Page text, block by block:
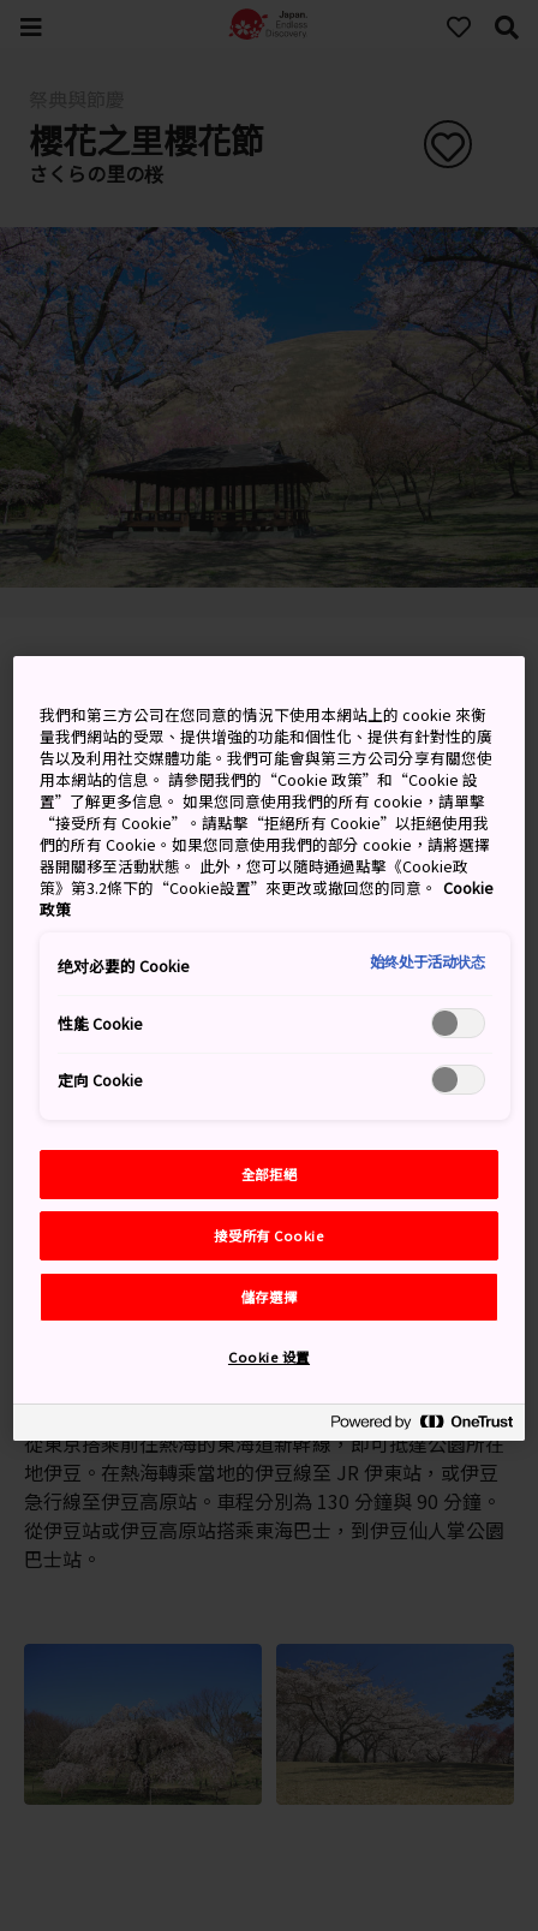
櫻花之里櫻花節
さくらの里の桜
1317-4 Futo, Ito-shi, Shizuoka-ken
在 Google 地圖上檢視
取得轉乘資訊
關鍵字 地圖
（Sakura-no-Sato Park）
櫻之鄉公園位在
的山腳，美麗的櫻花會從每年 9
月底至隔年 5 月初綻放，花期長達 8 個月，在春季以外的
季節來訪亦令人心曠神怡。
知識補給站
公園內有 40 個品種共 1,500 棵櫻花樹
漫長的花期將有許多不同品種的櫻花盛開供遊客觀賞
交通方式
從伊豆仙人掌公園巴士站步行約 10 分鐘，即可抵達櫻之
鄉公園。
從東京搭乘前往熱海的東海道新幹線，即可抵達公園所在
地伊豆。在熱海轉乘當地的伊豆線至 JR 伊東站，或伊豆
急行線至伊豆高原站。車程分別為 130 分鐘與 90 分鐘。
從伊豆站或伊豆高原站搭乘東海巴士，到伊豆仙人掌公園
巴士站。
我們和第三方公司在您同意的情況下使用本網站上的 cookie 來衡
量我們網站的受眾、提供增強的功能和個性化、提供有針對性的廣
告以及利用社交媒體功能。我們可能會與第三方公司分享有關您使
用本網站的信息。 請參閱我們的“Cookie 政策”和“Cookie 設
置”了解更多信息。 如果您同意使用我們的所有 cookie，請單擊
“接受所有 Cookie”。請點擊“拒絕所有 Cookie”以拒絕使用我
們的所有 Cookie。如果您同意使用我們的部分 cookie，請將選擇
器開關移至活動狀態。 此外，您可以隨時通過點擊《Cookie政
策》第3.2條下的“Cookie設置”來更改或撤回您的同意。 Cookie
政策
绝对必要的 Cookie 始终处于活动状态
性能 Cookie
定向 Cookie
全部拒絕
接受所有 Cookie
儲存選擇
Cookie 设置